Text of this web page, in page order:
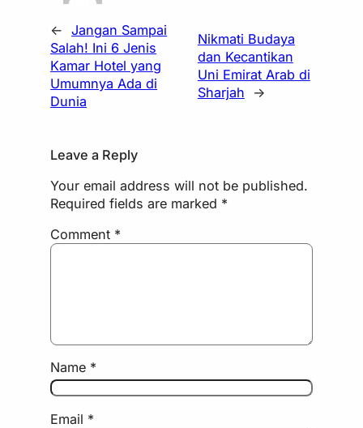
←
Jangan Sampai
Salah! Ini 6 Jenis
Kamar Hotel yang
Umumnya Ada di
Dunia
Nikmati Budaya
dan Kecantikan
Uni Emirat Arab di
Sharjah
→
Leave a Reply
Your email address will not be published.
Required fields are marked *
Comment *
Name *
Email *